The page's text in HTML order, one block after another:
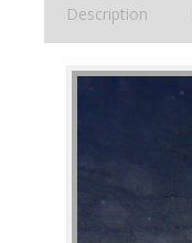
Description